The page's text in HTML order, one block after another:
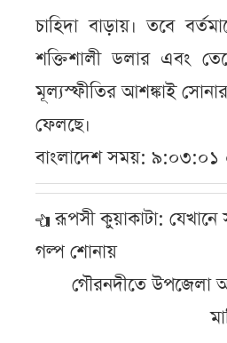
চাহিদা বাড়ায়। তবে
শক্তিশালী ডলার এবং
মূল্যস্ফীতির আশঙ্কাই সোনার
ফেলছে।
বাংলাদেশ সময়: ৯:০৩:০১
রূপসী কুয়াকাটা: যেখানে
গল্প শোনায়
গৌরনদীতে উপজেলা